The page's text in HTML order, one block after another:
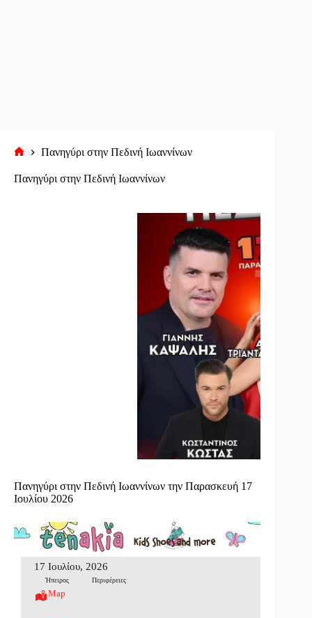
σελίδα
Πανηγύρι στην Πεδινή Ιωαννίνων
Πανηγύρι στην Πεδινή Ιωαννίνων
Πανηγύρι στην Πεδινή Ιωαννίνων την Παρασκευή 17
Ιουλίου 2026
17 Ιουλίου, 2026
Ήπειρος Περιφέρειες
Map